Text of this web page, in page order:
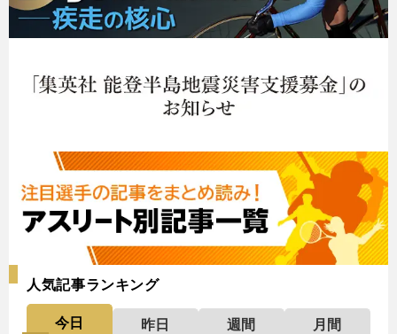
人気記事ランキング
今日 昨日 週間
月間